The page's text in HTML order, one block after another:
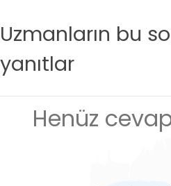
Uzmanların bu
yanıtlar
Henüz